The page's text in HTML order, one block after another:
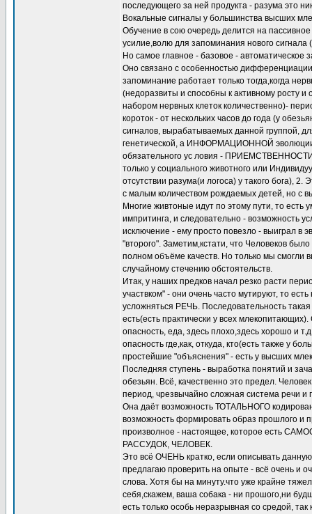
последующего за ней продукта - разума это
Вокальные сигналы у большинства высших
Обучение в сою очередь делится на
усилие,волю для запоминания нового сигнала
Но самое главное - базовое - автоматическое
Оно связано с особенностью
запоминание работает только тогда,когда
(недоразвиты и способны к активному росту
набором нервных клеток количественно)-
короток - от нескольких часов до года (у
сигналов, вырабатываемых данной группой,
генетической, а ИНФОРМАЦИОННОЙ эволюции
обязательного ус ловия -
только у социального животного или
отсутствии разума(и логоса) у такого бога),
с малым количеством рождаемых детей, но с
Многие живтоные идут по этому пути, то
импритинга, и следовательно - возможность
исключение - ему просто повезло - выиграл в
"второго". Заметим,кстати, что Человеков
полном объёме качеств. Но только мы смогли
случайному стечению обстоятельств.
Итак, у наших предков начал резко расти
участвком" - они очень часто мутируют, то
усложняться РЕЧЬ. Последовательность
есть(есть практически у всех
опасность, еда, здесь плохо,здесь хорошо и
опасность где,как, откуда, кто(есть также у
простейшие "объяснения" - есть у высших
Последняя ступень - выработка понятий и
обезьян. Всё, качественно это предел.
период, чрезвычайно сложная система речи и
Она даёт возможность ТОТАЛЬНОГО
возможность формировать образ прошлого и
произволное - настоящее, которое есть
РАССУДОК, ЧЕЛОВЕК.
Это всё ОЧЕНЬ кратко, если описывать
предлагаю проверить на опыте - всё очень и
слова. Хотя бы на минуту.что уже крайне
себя,скажем, ваша собака - ни прошого,ни
есть только особь неразрывная со средой,